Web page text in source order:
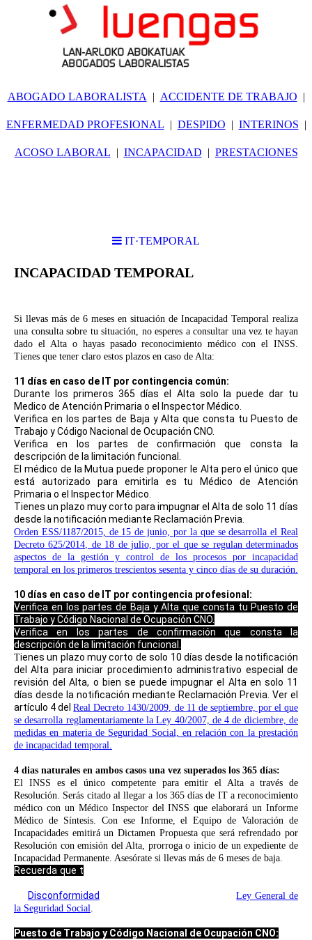
ABOGADO LABORALISTA ACCIDENTE DE TRABAJO
ENFERMEDAD PROFESIONAL DESPIDO INTERINOS
ACOSO LABORAL INCAPACIDAD PRESTACIONES
IT·TEMPORAL
INCAPACIDAD TEMPORAL
Si llevas más de 6 meses en situación de Incapacidad Temporal realiza
una consulta sobre tu situación, no esperes a consultar una vez te hayan
dado el Alta o hayas pasado reconocimiento médico con el INSS.
Tienes que tener claro estos plazos en caso de Alta:
11 días en caso de IT por contingencia común:
Durante los primeros 365 días el Alta solo la puede dar tu
Medico de Atención Primaria o el Inspector Médico.
Verifica en los partes de Baja y Alta que consta tu Puesto de
Trabajo y Código Nacional de Ocupación CNO.
Verifica en los partes de confirmación que consta la
descripción de la limitación funcional.
El médico de la Mutua puede proponer le Alta pero el único que
está autorizado para emitirla es tu Médico de Atención
Primaria o el Inspector Médico.
Tienes un plazo muy corto para impugnar el Alta de solo 11 días
desde la notificación mediante Reclamación Previa.
Orden ESS/1187/2015, de 15 de junio, por la que se desarrolla el Real
Decreto 625/2014, de 18 de julio, por el que se regulan determinados
aspectos de la gestión y control de los procesos por incapacidad
temporal en los primeros trescientos sesenta y cinco días de su duración.
10 días en caso de IT por contingencia profesional:
Verifica en los partes de Baja y Alta que consta tu Puesto de
Trabajo y Código Nacional de Ocupación CNO.
Verifica en los partes de confirmación que consta la
descripción de la limitación funcional.
Tienes un plazo muy corto de solo 10 díasdesde la notificación
del Alta parainiciar procedimiento administrativo especial de
revisión del Alta, o bien se puedeimpugnar el Alta en solo 11
días desde la notificación mediante Reclamación Previa . Ver el
artículo 4 delReal Decreto 1430/2009, de 11 de septiembre, por el que
se desarrolla reglamentariamente la Ley 40/2007, de 4 de diciembre, de
medidas en materia de Seguridad Social, en relación con la prestación
de incapacidad temporal.
4 dias naturales en ambos casos una vez superados los 365 días:
El INSS es el único competente para emitir el Alta a través de
Resolución. Serás citado al llegar a los 365 días de IT a reconocimiento
médico con un Médico Inspector del INSS que elaborará un Informe
Médico de Síntesis. Con ese Informe, el Equipo de Valoración de
Incapacidades emitirá un Dictamen Propuesta que será refrendado por
Resolución con emisión del Alta, prorroga o inicio de un expediente de
Incapacidad Permanente. Asesórate si llevas más de 6 meses de baja.
Recuerda que t
Disconformidad
Ley General de
la Seguridad Social.
Puesto de Trabajo y Código Nacional de Ocupación CNO: